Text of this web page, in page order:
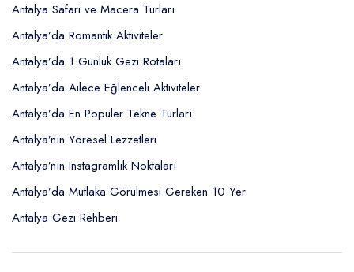
Antalya Safari ve Macera Turları
Antalya’da Romantik Aktiviteler
Antalya’da 1 Günlük Gezi Rotaları
Antalya’da Ailece Eğlenceli Aktiviteler
Antalya’da En Popüler Tekne Turları
Antalya’nın Yöresel Lezzetleri
Antalya’nın Instagramlık Noktaları
Antalya’da Mutlaka Görülmesi Gereken 10 Yer
Antalya Gezi Rehberi